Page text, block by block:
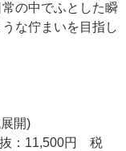
の中でふとした瞬
な佇まいを目指し
開)
：11,500円 税